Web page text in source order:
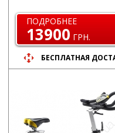
ПОДРОБНЕЕ
13900 ГРН.
БЕСПЛАТНАЯ